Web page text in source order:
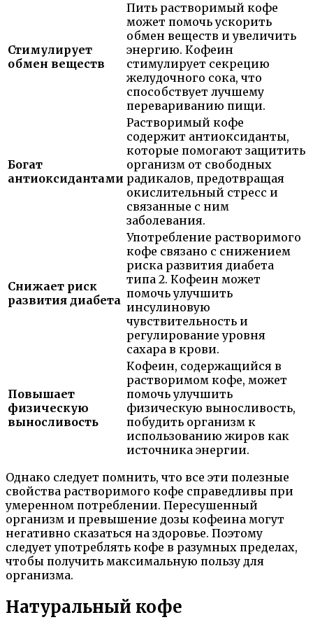
Стимулирует
обмен веществ
Пить растворимый кофе
может помочь ускорить
обмен веществ и увеличить
энергию. Кофеин
стимулирует секрецию
желудочного сока, что
способствует лучшему
перевариванию пищи.
Богат
антиоксидантами
Растворимый кофе
содержит антиоксиданты,
которые помогают защитить
организм от свободных
радикалов, предотвращая
окислительный стресс и
связанные с ним
заболевания.
Снижает риск
развития диабета
Употребление растворимого
кофе связано с снижением
риска развития диабета
типа 2. Кофеин может
помочь улучшить
инсулиновую
чувствительность и
регулирование уровня
сахара в крови.
Повышает
физическую
выносливость
Кофеин, содержащийся в
растворимом кофе, может
помочь улучшить
физическую выносливость,
побудить организм к
использованию жиров как
источника энергии.
Однако следует помнить, что все эти полезные
свойства растворимого кофе справедливы при
умеренном потреблении. Пересушенный
организм и превышение дозы кофеина могут
негативно сказаться на здоровье. Поэтому
следует употреблять кофе в разумных пределах,
чтобы получить максимальную пользу для
организма.
Натуральный кофе